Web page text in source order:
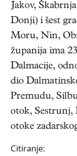
Jakov,
Donji) i šest
Moru, Nin,
županija ima
Dalmacije,
dio
Premudu,
otok, Sestrunj,
otoke
Citiranje: